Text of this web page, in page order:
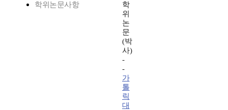
학위논문사항
학
위
논
문
(박
사)
-
-
가
톨
릭
대